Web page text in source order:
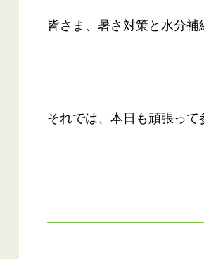
皆さま、暑さ対策と水分補
それでは、本日も頑張って